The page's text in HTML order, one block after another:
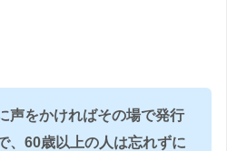
声をかければその場で発行
、60歳以上の人は忘れずに